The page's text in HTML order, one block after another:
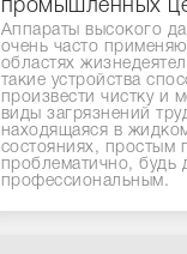
промышленных
Аппараты высокого
очень часто
областях
такие устройства
произвести чистку и
виды загрязнений
находящаяся в
состояниях, простым
проблематично,
профессиональным.